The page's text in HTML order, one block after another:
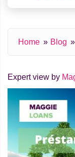
Home Blog
Expert view by